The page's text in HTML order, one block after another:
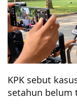
KPK sebut
setahun belum